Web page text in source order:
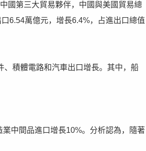
國第三大貿易夥伴，中國與美國貿易總
6.54萬億元，增長6.4%，占進出口總值
積體電路和汽車出口增長。其中，船
中間品進口增長10%。分析認為，隨著